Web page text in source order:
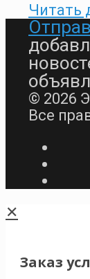
Читать
© 2026
Все
✕
Заказ